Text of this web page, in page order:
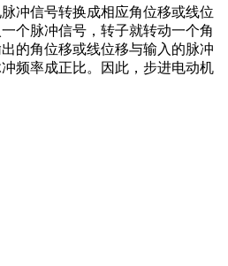
冲信号转换成相应角位移或线位
个脉冲信号，转子就转动一个角
的角位移或线位移与输入的脉冲
频率成正比。因此，步进电动机